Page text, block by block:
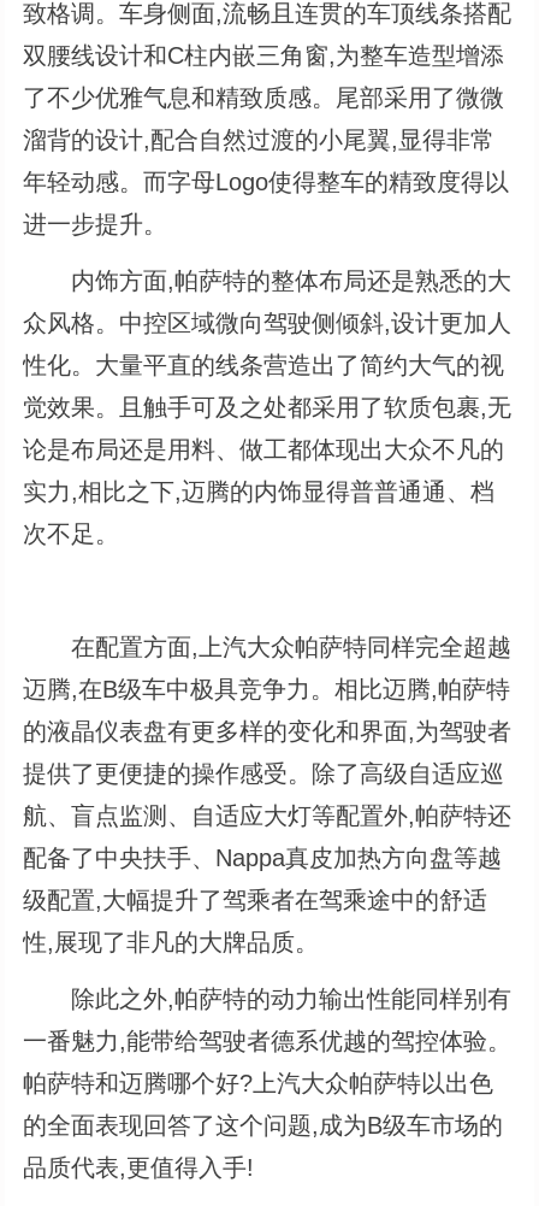
致格调。车身侧面,流畅且连贯的车顶线条搭配
双腰线设计和C柱内嵌三角窗,为整车造型增添
了不少优雅气息和精致质感。尾部采用了微微
溜背的设计,配合自然过渡的小尾翼,显得非常
年轻动感。而字母Logo使得整车的精致度得以
进一步提升。
内饰方面,帕萨特的整体布局还是熟悉的大
众风格。中控区域微向驾驶侧倾斜,设计更加人
性化。大量平直的线条营造出了简约大气的视
觉效果。且触手可及之处都采用了软质包裹,无
论是布局还是用料、做工都体现出大众不凡的
实力,相比之下,迈腾的内饰显得普普通通、档
次不足。
在配置方面,上汽大众帕萨特同样完全超越
迈腾,在B级车中极具竞争力。相比迈腾,帕萨特
的液晶仪表盘有更多样的变化和界面,为驾驶者
提供了更便捷的操作感受。除了高级自适应巡
航、盲点监测、自适应大灯等配置外,帕萨特还
配备了中央扶手、Nappa真皮加热方向盘等越
级配置,大幅提升了驾乘者在驾乘途中的舒适
性,展现了非凡的大牌品质。
除此之外,帕萨特的动力输出性能同样别有
一番魅力,能带给驾驶者德系优越的驾控体验。
帕萨特和迈腾哪个好?上汽大众帕萨特以出色
的全面表现回答了这个问题,成为B级车市场的
品质代表,更值得入手!